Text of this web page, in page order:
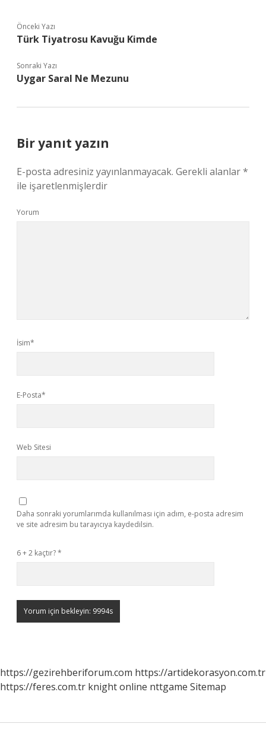
Önceki Yazı
Türk Tiyatrosu Kavuğu Kimde
Sonraki Yazı
Uygar Saral Ne Mezunu
Bir yanıt yazın
E-posta adresiniz yayınlanmayacak. Gerekli alanlar*
ile işaretlenmişlerdir
Yorum
İsim*
E-Posta*
Web Sitesi
Daha sonraki yorumlarımda kullanılması için adım, e-posta adresim
ve site adresim bu tarayıcıya kaydedilsin.
6 + 2 kaçtır?*
https://gezirehberiforum.com https://artidekorasyon.com.tr
https://feres.com.tr knight online nttgame Sitemap